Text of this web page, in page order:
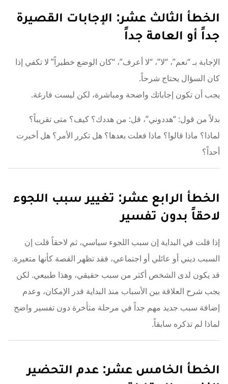
الخطأ الثالث عشر: الإجابات القصيرة
جداً أو العامة جداً
الإجابة بـ “نعم”، “لا”، “لا أعرف”، “كان الوضع خطيراً” لا تكفي إذا
كان السؤال يحتاج شرحاً.
يجب أن تكون إجاباتك واضحة ومباشرة، لكن ليست فارغة.
بدلاً من قول: “هددوني”، قل: من هددك؟ كيف؟ متى تقريباً؟
لماذا؟ ماذا قالوا؟ ماذا فعلت بعدها؟ هل تكرر الأمر؟ هل أخبرت
أحداً؟
الخطأ الرابع عشر: تغيير سبب اللجوء
لاحقاً بدون تفسير
إذا قلت في البداية إن سبب اللجوء سياسي، ثم لاحقاً قلت إن
السبب ديني أو عائلي أو اجتماعي، فقد تظهر القصة كأنها متغيرة.
قد يكون لدى الشخص أكثر من سبب حقيقي، وهذا طبيعي. لكن
يجب شرح العلاقة بين الأسباب منذ البداية قدر الإمكان، وعدم
إضافة سبب جديد مهم جداً في مرحلة متأخرة دون تفسير واضح
لماذا لم تذكره سابقاً.
الخطأ الخامس عشر: عدم التحضير